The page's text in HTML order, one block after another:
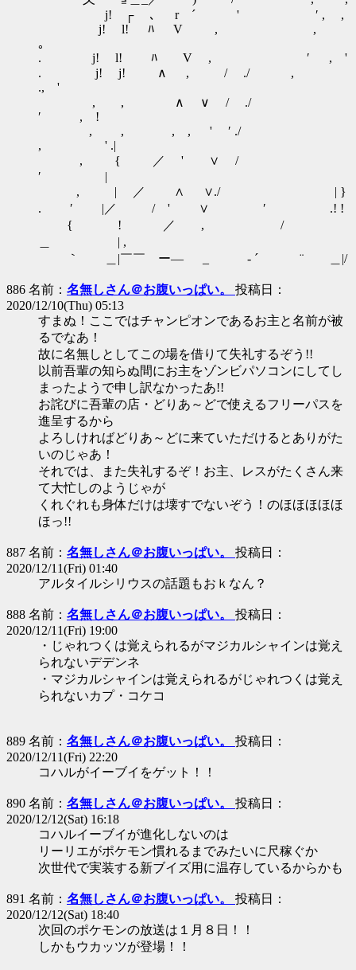
j! ┌ ､ r ´ ' ′ , ,
j! l! ﾊ V , ,
｡
. j! l! ﾊ V , ′ , '
. j! j! ∧ , / ./ ,
., '
, , ∧ ∨ / ./
′ , !
, , , , ' ′ ./
, ' .|
, { ／ ' ∨ /
′ |
, | ／ ∧ ∨./ | }
. ′ |／ / ' ∨ ′ .! !
{ ! ／ , ゝ /
＿ | ,
｀ ＿|￣￣ ー― ゝ _ ゝ‐ ´ ¨ ＿|/
886 名前： 名無しさん＠お腹いっぱい。 投稿日：
2020/12/10(Thu) 05:13
すまぬ！ここではチャンピオンであるお主と名前が被
るでなあ！
故に名無しとしてこの場を借りて失礼するぞう!!
以前吾輩の知らぬ間にお主をゾンビパソコンにしてし
まったようで申し訳なかったあ!!
お詫びに吾輩の店・どりあ～どで使えるフリーパスを
進呈するから
よろしければどりあ～どに来ていただけるとありがた
いのじゃあ！
それでは、また失礼するぞ！お主、レスがたくさん来
て大忙しのようじゃが
くれぐれも身体だけは壊すでないぞう！のほほほほほ
ほっ!!
887 名前： 名無しさん＠お腹いっぱい。 投稿日：
2020/12/11(Fri) 01:40
アルタイルシリウスの話題もおｋなん？
888 名前： 名無しさん＠お腹いっぱい。 投稿日：
2020/12/11(Fri) 19:00
・じゃれつくは覚えられるがマジカルシャインは覚え
られないデデンネ
・マジカルシャインは覚えられるがじゃれつくは覚え
られないカプ・コケコ
889 名前： 名無しさん＠お腹いっぱい。 投稿日：
2020/12/11(Fri) 22:20
コハルがイーブイをゲット！！
890 名前： 名無しさん＠お腹いっぱい。 投稿日：
2020/12/12(Sat) 16:18
コハルイーブイが進化しないのは
リーリエがポケモン慣れるまでみたいに尺稼ぐか
次世代で実装する新ブイズ用に温存しているからかも
891 名前： 名無しさん＠お腹いっぱい。 投稿日：
2020/12/12(Sat) 18:40
次回のポケモンの放送は１月８日！！
しかもウカッツが登場！！